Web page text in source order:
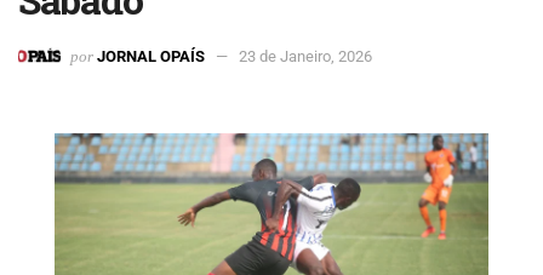
por JORNAL OPAÍS 23 de Janeiro, 2026